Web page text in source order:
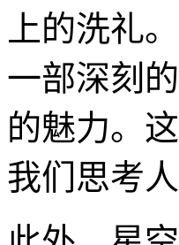
上的洗礼
一部深刻
的魅力。
我们思考